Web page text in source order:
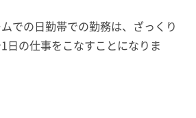
での日勤帯での勤務は、ざっくり
日の仕事をこなすことになりま